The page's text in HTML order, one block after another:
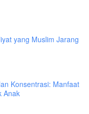
yang Muslim Jarang
Konsentrasi: Manfaat
Anak